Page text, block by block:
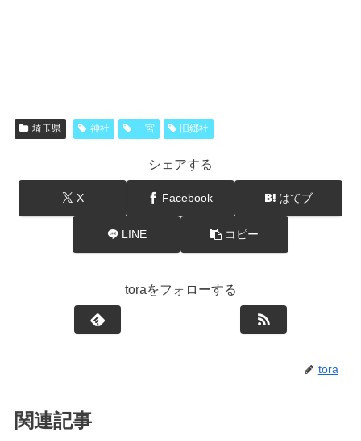
埼玉県 神社 一宮 旧郷社
シェアする
X Facebook はてブ
LINE コピー
toraをフォローする
tora
関連記事